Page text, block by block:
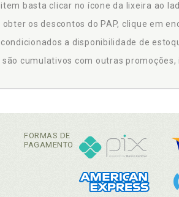
basta clicar no ícone da lixeira ao
os descontos do PAP, clique em
a disponibilidade de
cumulativos com outras promoções,
FORMAS DE
PAGAMENTO